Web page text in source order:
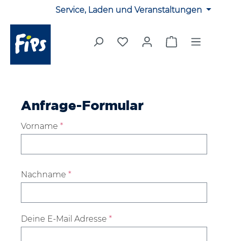
Zum Hauptinhalt springenService, Laden und Veranstaltungen
Du hast 0 Produkte auf
Warenkorb
Anfrage-Formular
Vorname *
Nachname *
Deine E-Mail Adresse *